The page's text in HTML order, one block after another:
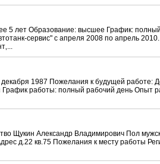
5 лет Образование: высшее График:
сервис" с апреля 2008 по апрель
1987 Пожелания к будущей работе:
работы: полный рабочий день Опыт
Щукин Александр Владимирович Пол
д.22 кв.75 Пожелания к месту работы